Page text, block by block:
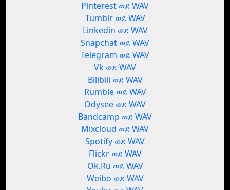
Pinterest ወደ WAV
Tumblr ወደ WAV
Linkedin ወደ WAV
Snapchat ወደ WAV
Telegram ወደ WAV
Vk ወደ WAV
Bilibili ወደ WAV
Rumble ወደ WAV
Odysee ወደ WAV
Bandcamp ወደ WAV
Mixcloud ወደ WAV
Spotify ወደ WAV
Flickr ወደ WAV
Ok.Ru ወደ WAV
Weibo ወደ WAV